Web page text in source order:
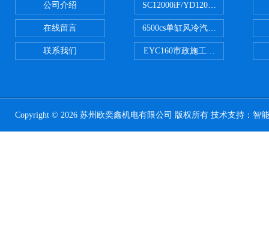
公司介绍
在线留言
联系我们
SC12000iF/YD12000大疆T30用
6500cs单缸风冷汽油发电机小型
EYC160市政施工用路面切割机配
Copyright © 2026 苏州欧奕鑫机电有限公司 版权所有 技术支持： 智